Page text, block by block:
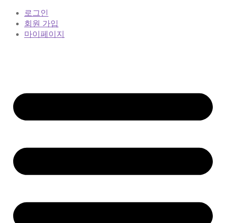
로그인
회원 가입
마이페이지